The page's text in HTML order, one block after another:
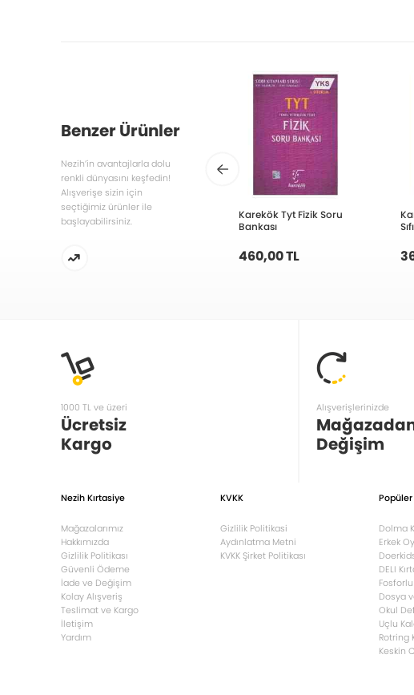
Benzer Ürünler
Nezih’in avantajlarla dolu
renkli dünyasını keşfedin!
Alışverişe sizin için
seçtiğimiz ürünler ile
başlayabilirsiniz.
Karekök Tyt Fizik Soru
Bankası
460,00 TL
1000 TL ve üzeri
Ücretsiz
Kargo
Alışverişlerinizde
Değişim
Nezih Kırtasiye
Mağazalarımız
Hakkımızda
Gizlilik Politikası
Güvenli Ödeme
İade ve Değişim
Kolay Alışveriş
Teslimat ve Kargo
İletişim
Yardım
KVKK
Gizlilik Politikasi
Aydınlatma Metni
KVKK Şirket Politikası
Dolma
Erkek
DELI
Dosya
Okul
Uçlu
Rotring
Keskin